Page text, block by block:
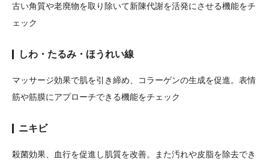
古い角質や老廃物を取り除いて新陳代謝を活発にさせる機能をチ
ェック
しわ・たるみ・ほうれい線
マッサージ効果で肌を引き締め、コラーゲンの生成を促進。表情
筋や筋膜にアプローチできる機能をチェック
ニキビ
殺菌効果、血行を促進し肌質を改善。また汚れや皮脂を除去でき